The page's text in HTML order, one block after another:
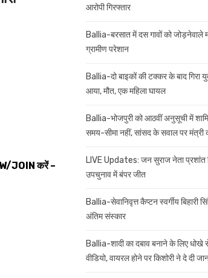
JOINकरें –
आरोपी गिरफ्तार
Ballia-बरसात में दस गावों को जोड़नेवाले
ग्रामीण परेशान
Ballia-दो बाइकों की टक्कर के बाद
आया, मौत, एक महिला घायल
Ballia-भोजपुरी को आठवीं अनुसूची में
समय-सीमा नहीं, सांसद के सवाल पर मंत्री
LIVE Updates: जन सुराज नेता प्रशांत
उपचुनाव में बंपर जीत
Ballia-सेवानिवृत्त कैप्टन स्वर्गीय बिहारी
अंतिम संस्कार
Ballia-शादी का दबाव बनाने के लिए धोखे
वीडियो, वायरल होने पर किशोरी ने दे दी